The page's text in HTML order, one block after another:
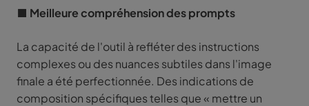
■ Meilleure compréhension des prompts
La capacité de l'outil à refléter des instructions
complexes ou des nuances subtiles dans l'image
finale a été perfectionnée. Des indications de
composition spécifiques telles que « mettre un